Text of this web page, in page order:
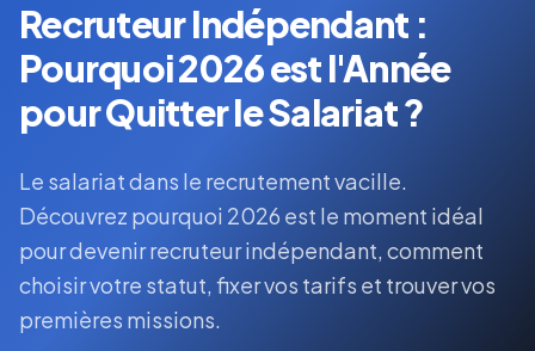
Recruteur Indépendant :
Pourquoi 2026 est l'Année
pour Quitter le Salariat ?
Le salariat dans le recrutement vacille.
Découvrez pourquoi 2026 est le moment idéal
pour devenir recruteur indépendant, comment
choisir votre statut, fixer vos tarifs et trouver vos
premières missions.